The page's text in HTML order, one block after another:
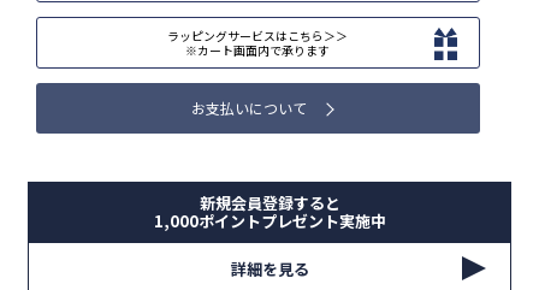
ラッピングサービスはこちら＞＞
※カート画面内で承ります
お支払いについて
新規会員登録すると
1,000ポイントプレゼント実施中
詳細を見る